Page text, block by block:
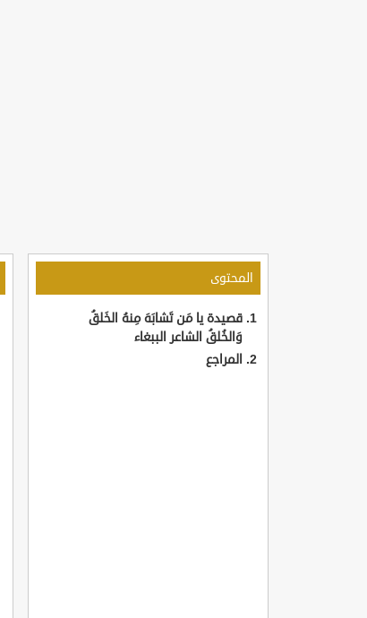
المحتوى
قصيدة يا مَن تَشابَهَ مِنهُ الخَلقُ
وَالخُلقُ الشاعر الببغاء
المراجع